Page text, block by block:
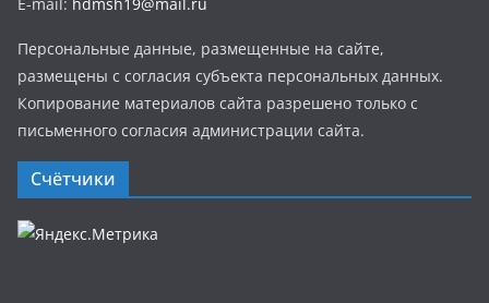
Персональные данные, размещенные на сайте,
размещены с согласия субъекта персональных данных.
Копирование материалов сайта разрешено только с
письменного согласия администрации сайта.
Счётчики